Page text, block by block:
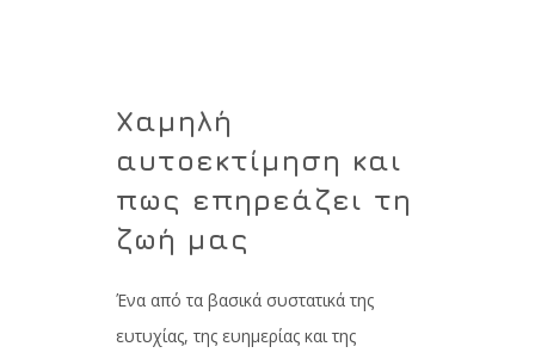
Χαμηλή
αυτοεκτίμηση και
πως επηρεάζει τη
ζωή μας
Ένα από τα βασικά συστατικά της
ευτυχίας, της ευημερίας και της